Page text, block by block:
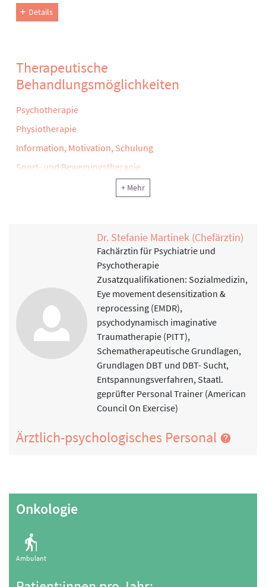
Details
Therapeutische
Behandlungsmöglichkeiten
Psychotherapie
Physiotherapie
Information, Motivation, Schulung
Sport- und Bewegungstherapie
Klinische Sozialarbeit, Sozialtherapie
Physikalische Therapie
Rekreationstherapie
Ernährung
Sonstiger
+ Mehr
Dr. Stefanie Martinek (Chefärztin)
Fachärztin für Psychiatrie und
Psychotherapie
Zusatzqualifikationen: Sozialmedizin,
Eye movement desensitization &
reprocessing (EMDR),
psychodynamisch imaginative
Traumatherapie (PITT),
Schematherapeutische Grundlagen,
Grundlagen DBT und DBT- Sucht,
Entspannungsverfahren, Staatl.
geprüfter Personal Trainer (American
Council On Exercise)
Ärztlich-psychologisches Personal
Onkologie
Ambulant